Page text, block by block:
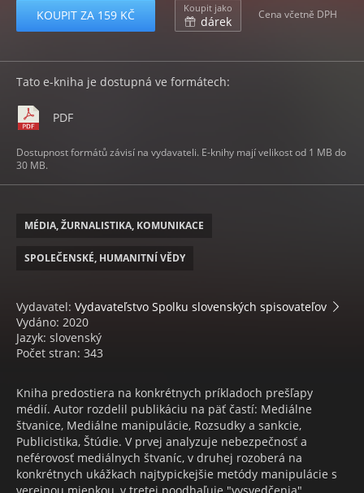
KOUPIT ZA 159 KČ Koupit jako
dárek Cena včetně DPH
Tato e-kniha je dostupná ve formátech:
PDF
Dostupnost formátů závisí na vydavateli. E-knihy mají velikost od 1 MB do
30 MB.
MÉDIA, ŽURNALISTIKA, KOMUNIKACE
SPOLEČENSKÉ, HUMANITNÍ VĚDY
Vydavatel: Vydavateľstvo Spolku slovenských spisovateľov
Vydáno: 2020
Jazyk: slovenský
Počet stran: 343
Kniha predostiera na konkrétnych príkladoch prešľapy
médií. Autor rozdelil publikáciu na päť častí: Mediálne
štvanice, Mediálne manipulácie, Rozsudky a sankcie,
Publicistika, Štúdie. V prvej analyzuje nebezpečnosť a
neférovosť mediálnych štvaníc, v druhej rozoberá na
konkrétnych ukážkach najtypickejšie metódy manipulácie s
verejnou mienkou, v tretej poodhaľuje "vysvedčenia"